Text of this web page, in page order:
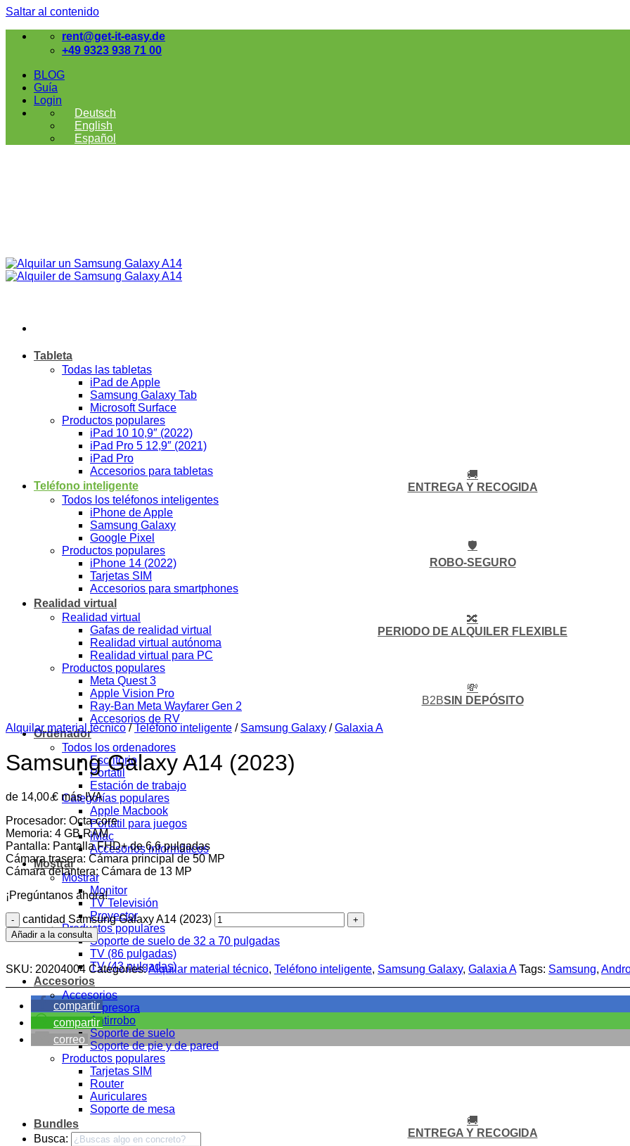
Saltar al contenido
rent@get-it-easy.de
+49 9323 938 71 00
BLOG
Guía
Login
Deutsch
English
Español
Tableta
Todas las tabletas
iPad de Apple
Samsung Galaxy Tab
Microsoft Surface
Productos populares
iPad 10 10,9″ (2022)
iPad Pro 5 12,9″ (2021)
iPad Pro
Accesorios para tabletas
Teléfono inteligente
Todos los teléfonos inteligentes
iPhone de Apple
Samsung Galaxy
Google Pixel
Productos populares
iPhone 14 (2022)
Tarjetas SIM
Accesorios para smartphones
Realidad virtual
Realidad virtual
Gafas de realidad virtual
Realidad virtual autónoma
Realidad virtual para PC
Productos populares
Meta Quest 3
Apple Vision Pro
Ray-Ban Meta Wayfarer Gen 2
Accesorios de RV
Ordenador
Todos los ordenadores
Escritorio
Portátil
Estación de trabajo
Categorías populares
Apple Macbook
Portátil para juegos
iMac
Accesorios informáticos
Mostrar
Mostrar
Monitor
TV Televisión
Proyector
Productos populares
Soporte de suelo de 32 a 70 pulgadas
TV (86 pulgadas)
TV (43 pulgadas)
Accesorios
Accesorios
Impresora
Antirrobo
Soporte de suelo
Soporte de pie y de pared
Productos populares
Tarjetas SIM
Router
Auriculares
Soporte de mesa
Bundles
Busca:
🚚
ENTREGA Y RECOGIDA
🛡️
ROBO-SEGURO
🔀
PERIODO DE ALQUILER FLEXIBLE
💸
B2BSIN DEPÓSITO
Alquilar material técnico / Teléfono inteligente / Samsung Galaxy / Galaxia A
Samsung Galaxy A14 (2023)
de 14,00€ más IVA
Procesador: Octa-core
Memoria: 4 GB RAM
Pantalla: Pantalla FHD+ de 6,6 pulgadas
Cámara trasera: Cámara principal de 50 MP
Cámara delantera: Cámara de 13 MP
¡Pregúntanos ahora!
cantidad Samsung Galaxy A14 (2023)
Añadir a la consulta
SKU: 20204004 Categories:Alquilar material técnico, Teléfono inteligente, Samsung Galaxy, Galaxia A Tags: Samsung,
compartir
compartir
correo
🚚
ENTREGA Y RECOGIDA